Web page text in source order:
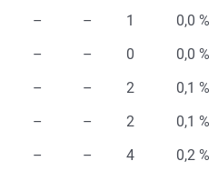
– – 1 0,0 %
– – 0 0,0 %
– – 2 0,1 %
– – 2 0,1 %
– – 4 0,2 %